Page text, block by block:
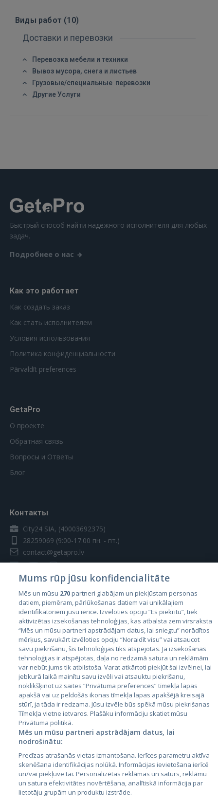
Войти
Забыли пароль? Запомнить?
GOOGLE
 Sign in with Apple
Виды работ (10)
Доставки и перевозки
Перевозка мебели и техники
Вывоз мусора, снега и листьев
Грузовые/специальные перевозки
Другие Услуги
Быстрый способ найти надежного исполнителя для любых
задач.
Подробнее о нас
Как это работает
Как создать заказ
Как стать исполнителем
Условия использования
Политика конфиденциальности
Pārvaldīt preferences
GetaPro
О проекте
Обратная связь
Вопросы и Ответы
Блог
Контакты
City24 SIA, (40003692375)
28259069 (9:00-17:00 пн. - пт.)
contact@getapro.lv
Страны
Эстония
Латвия
Литва
City24.lv
City24.ee
GetaPro.lv
GetaPro.ee
Skelbiu.lt
Kainos.lt
Paslaugos.lt
auto24.ee
KV.ee
Mums rūp jūsu konfidencialitāte
Mēs un mūsu 270partneri glabājam un piekļūstam personas
datiem, piemēram, pārlūkošanas datiem vai unikālajiem
identifikatoriem jūsu ierīcē. Izvēloties opciju “Es piekrītu”, tiek
aktivizētas izsekošanas tehnoloģijas, kas atbalsta zem virsraksta
“Mēs un mūsu partneri apstrādājam datus, lai sniegtu” norādītos
mērķus, savukārt izvēloties opciju “Noraidīt visu” vai atsaucot
savu piekrišanu, šīs tehnoloģijas tiks atspējotas. Ja izsekošanas
tehnoloģijas ir atspējotas, daļa no redzamā satura un reklāmām
var nebūt jums tik atbilstoša. Varat atkārtoti piekļūt šai izvēlnei, lai
jebkurā laikā mainītu savu izvēli vai atsauktu piekrišanu,
noklikšķinot uz saites “Privātuma preferences” tīmekļa lapas
apakšā vai uz peldošās ikonas tīmekļa lapas apakšējā kreisajā
stūrī, ja tāda ir redzama. Jūsu izvēle būs spēkā mūsu piekrišanas
Tīmekļa vietne ietvaros. Plašāku informāciju skatiet mūsu
Privātuma politikā.
Mēs un mūsu partneri apstrādājam datus, lai
nodrošinātu:
Precīzas atrašanās vietas izmantošana. Ierīces parametru aktīva
skenēšana identifikācijas nolūkā. Informācijas ievietošana ierīcē
un/vai piekļuve tai. Personalizētas reklāmas un saturs, reklāmu
un satura efektivitātes novērtēšana, analītiskā informācija par
lietotāju grupām un produktu izstrāde.